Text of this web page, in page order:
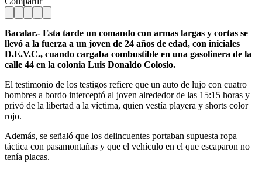
Bacalar.- Esta tarde un comando con armas largas y cortas se
llevó a la fuerza a un joven de 24 años de edad, con iniciales
D.E.V.C., cuando cargaba combustible en una gasolinera de la
calle 44 en la colonia Luis Donaldo Colosio.
El testimonio de los testigos refiere que un auto de lujo con cuatro
hombres a bordo interceptó al joven alrededor de las 15:15 horas y
privó de la libertad a la víctima, quien vestía playera y shorts color
rojo.
Además, se señaló que los delincuentes portaban supuesta ropa
táctica con pasamontañas y que el vehículo en el que escaparon no
tenía placas.